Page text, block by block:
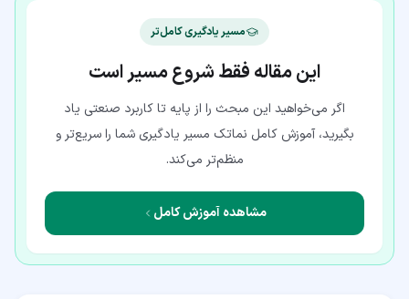
مسیر یادگیری کامل‌تر
این مقاله فقط شروع مسیر است
اگر می‌خواهید این مبحث را از پایه تا کاربرد صنعتی یاد
بگیرید، آموزش کامل نماتک مسیر یادگیری شما را سریع‌تر و
منظم‌تر می‌کند.
مشاهده آموزش کامل